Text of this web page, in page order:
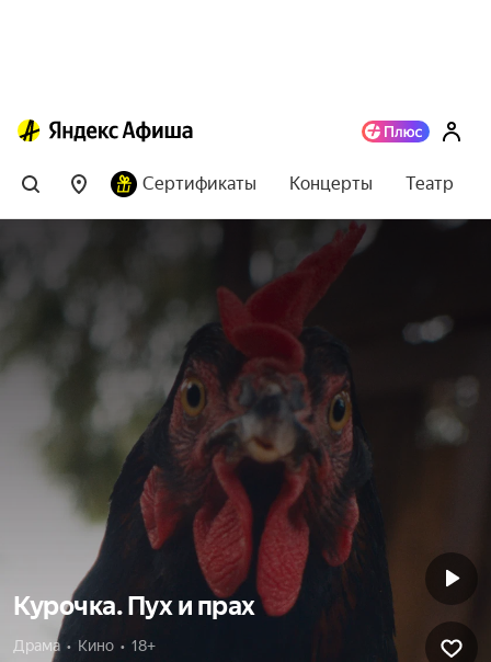
Сертификаты Концерты Театр
Курочка. Пух и прах
Драма  •  Кино  •  18+